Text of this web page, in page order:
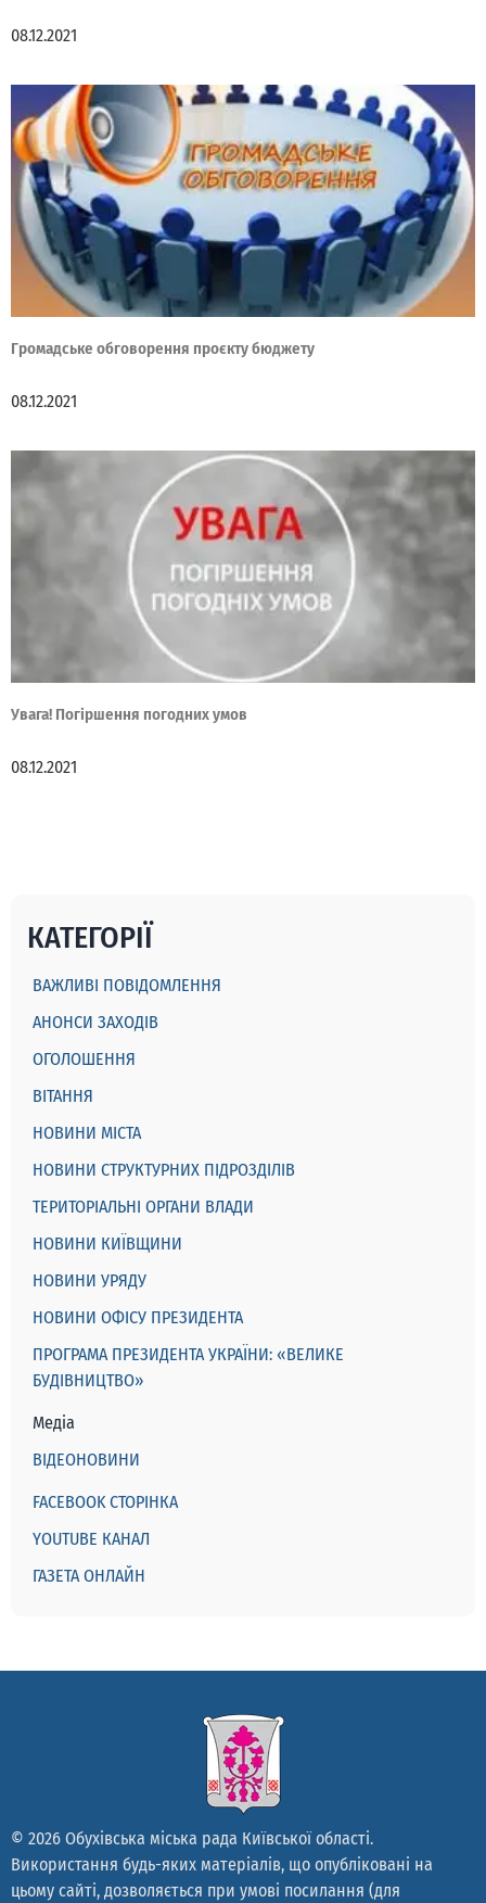
08.12.2021
Громадське обговорення проєкту бюджету
08.12.2021
Увага! Погіршення погодних умов
08.12.2021
КАТЕГОРІЇ
ВАЖЛИВІ ПОВІДОМЛЕННЯ
АНОНСИ ЗАХОДІВ
ОГОЛОШЕННЯ
ВІТАННЯ
НОВИНИ МІСТА
НОВИНИ СТРУКТУРНИХ ПІДРОЗДІЛІВ
ТЕРИТОРІАЛЬНІ ОРГАНИ ВЛАДИ
НОВИНИ КИЇВЩИНИ
НОВИНИ УРЯДУ
НОВИНИ ОФІСУ ПРЕЗИДЕНТА
ПРОГРАМА ПРЕЗИДЕНТА УКРАЇНИ: «ВЕЛИКЕ
БУДІВНИЦТВО»
Медіа
ВІДЕОНОВИНИ
FACEBOOK СТОРІНКА
YOUTUBE КАНАЛ
ГАЗЕТА ОНЛАЙН
© 2026 Обухівська міська рада Київської області.
Використання будь-яких матеріалів, що опубліковані на
цьому сайті, дозволяється при умові посилання (для